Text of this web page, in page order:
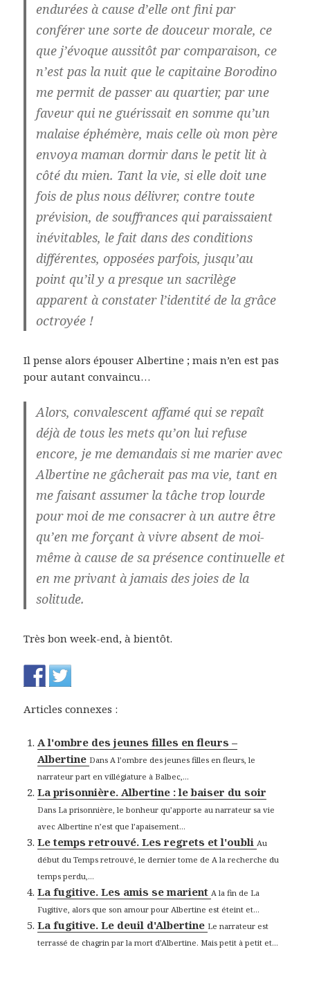
endurées à cause d’elle ont fini par
conférer une sorte de douceur morale, ce
que j’évoque aussitôt par comparaison, ce
n’est pas la nuit que le capitaine Borodino
me permit de passer au quartier, par une
faveur qui ne guérissait en somme qu’un
malaise éphémère, mais celle où mon père
envoya maman dormir dans le petit lit à
côté du mien. Tant la vie, si elle doit une
fois de plus nous délivrer, contre toute
prévision, de souffrances qui paraissaient
inévitables, le fait dans des conditions
différentes, opposées parfois, jusqu’au
point qu’il y a presque un sacrilège
apparent à constater l’identité de la grâce
octroyée !
Il pense alors épouser Albertine ; mais n’en est pas
pour autant convaincu…
Alors, convalescent affamé qui se repaît
déjà de tous les mets qu’on lui refuse
encore, je me demandais si me marier avec
Albertine ne gâcherait pas ma vie, tant en
me faisant assumer la tâche trop lourde
pour moi de me consacrer à un autre être
qu’en me forçant à vivre absent de moi-
même à cause de sa présence continuelle et
en me privant à jamais des joies de la
solitude.
Très bon week-end, à bientôt.
Articles connexes :
A l'ombre des jeunes filles en fleurs –
Albertine Dans A l’ombre des jeunes filles en fleurs, le
narrateur part en villégiature à Balbec,...
La prisonnière. Albertine : le baiser du soir
Dans La prisonnière, le bonheur qu’apporte au narrateur sa vie
avec Albertine n’est que l’apaisement...
Le temps retrouvé. Les regrets et l'oubliAu
début du Temps retrouvé, le dernier tome de A la recherche du
temps perdu,...
La fugitive. Les amis se marientA la fin de La
Fugitive, alors que son amour pour Albertine est éteint et...
La fugitive. Le deuil d'Albertine Le narrateur est
terrassé de chagrin par la mort d’Albertine. Mais petit à petit et...